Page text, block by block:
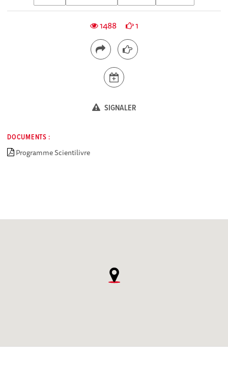
1488 1
SIGNALER
DOCUMENTS :
Programme Scientilivre